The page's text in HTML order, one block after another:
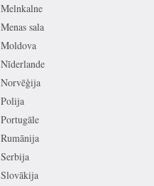
Melnkalne
Menas sala
Moldova
Nīderlande
Norvēģija
Polija
Portugāle
Rumānija
Serbija
Slovākija